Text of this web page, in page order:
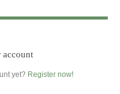
yet? Register now!